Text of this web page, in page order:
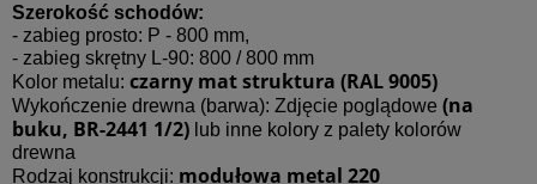
Szerokość schodów:
- zabieg prosto: P - 800 mm,
- zabieg skrętny L-90: 800 / 800 mm
Kolor metalu: czarny mat struktura (RAL 9005)
Wykończenie drewna (barwa): Zdjęcie poglądowe (na
buku, BR-2441 1/2) lub inne kolory z palety kolorów
drewna
Rodzaj konstrukcji: modułowa metal 220